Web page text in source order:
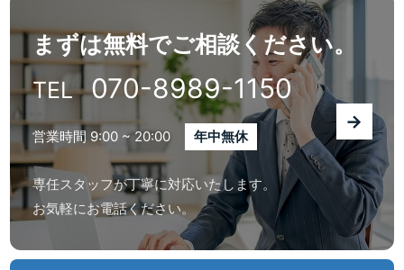
まずは無料でご相談ください。
TEL
070-8989-1150
営業時間 9:00 ~ 20:00 年中無休
専任スタッフが丁寧に対応いたします。
お気軽にお電話ください。
→